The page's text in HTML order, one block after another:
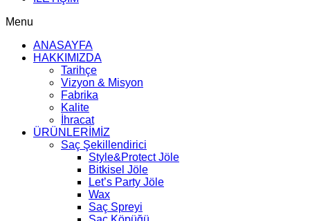
Menu
ANASAYFA
HAKKIMIZDA
Tarihçe
Vizyon & Misyon
Fabrika
Kalite
İhracat
ÜRÜNLERİMİZ
Saç Şekillendirici
Style&Protect Jöle
Bitkisel Jöle
Let’s Party Jöle
Wax
Saç Spreyi